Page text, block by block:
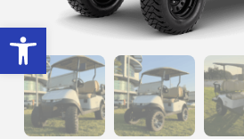
פתח סרגל נגישות